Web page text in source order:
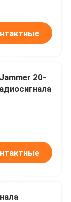
20-